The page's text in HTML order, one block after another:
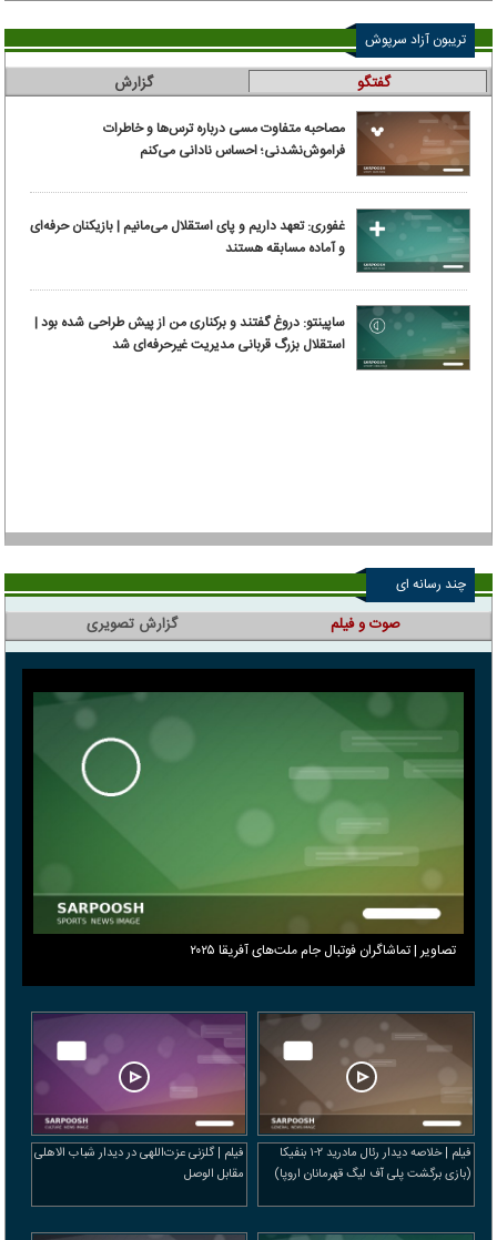
تریبون آزاد سرپوش
گفتگو گزارش
مصاحبه متفاوت مسی درباره ترس‌ها و خاطرات
فراموش‌نشدنی؛ احساس نادانی می‌کنم
غفوری: تعهد داریم و پای استقلال می‌مانیم | بازیکنان حرفه‌ای
و آماده مسابقه هستند
ساپینتو: دروغ گفتند و برکناری من از پیش طراحی شده بود |
استقلال بزرگ قربانی مدیریت غیرحرفه‌ای شد
چند رسانه ای
صوت و فیلم
تصاویر | تماشاگران فوتبال جام ملت‌های آفریقا ۲۰۲۵
فیلم | خلاصه دیدار رئال مادرید ۲-۱ بنفیکا
(بازی برگشت پلی آف لیگ قهرمانان اروپا)
فیلم | گلزنی عزت‌اللهی در دیدار شباب الاهلی
مقابل الوصل
گزارش تصویری